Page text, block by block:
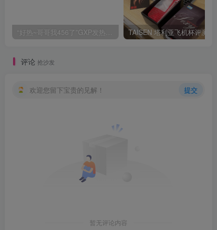
评论 抢沙发
欢迎您留下宝贵的见解！ 提交
暂无评论内容